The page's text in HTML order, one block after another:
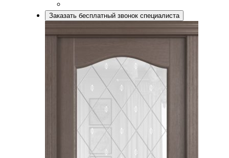
Заказать бесплатный звонок специалиста